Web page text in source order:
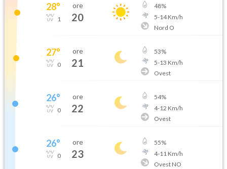
28°
1
ore
20
48%
5-14Km/h
Nord O
27°
0
ore
21
53%
5-13 Km/h
Ovest
26°
0
ore
22
54%
4-12 Km/h
Ovest
26°
0
ore
23
55%
4-11 Km/h
Ovest NO